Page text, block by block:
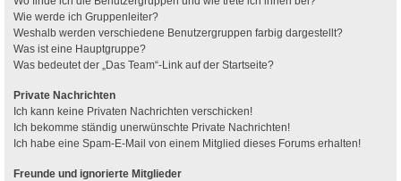
Wie werde ich Gruppenleiter?
Weshalb werden verschiedene Benutzergruppen farbig dargestellt?
Was ist eine Hauptgruppe?
Was bedeutet der „Das Team“-Link auf der Startseite?
Private Nachrichten
Ich kann keine Privaten Nachrichten verschicken!
Ich bekomme ständig unerwünschte Private Nachrichten!
Ich habe eine Spam-E-Mail von einem Mitglied dieses Forums erhalten!
Freunde und ignorierte Mitglieder